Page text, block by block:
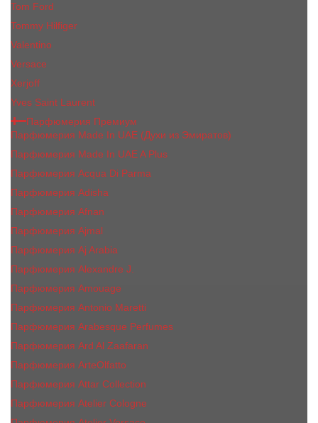
Tom Ford
Tommy Hilfiger
Valentino
Versace
Xerjoff
Yves Saint Laurent
Парфюмерия Премиум
Парфюмерия Made In UAE (Духи из Эмиратов)
Парфюмерия Made In UAE A Plus
Парфюмерия Acqua Di Parma
Парфюмерия Adisha
Парфюмерия Afnan
Парфюмерия Ajmal
Парфюмерия Aj Arabia
Парфюмерия Alexandre J.
Парфюмерия Amouage
Парфюмерия Antonio Maretti
Парфюмерия Arabesque Perfumes
Парфюмерия Ard Al Zaafaran
Парфюмерия ArteOlfatto
Парфюмерия Attar Collection
Парфюмерия Atelier Cologne